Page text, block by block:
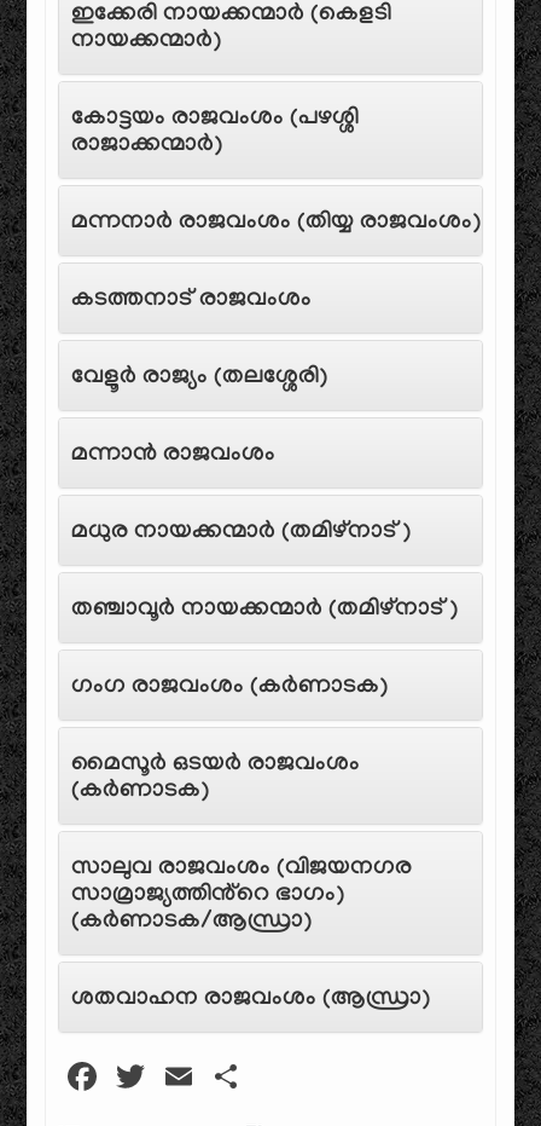
ഇക്കേരി നായക്കന്മാർ (കെളടി
നായക്കന്മാർ)
കോട്ടയം രാജവംശം (പഴശ്ശി
രാജാക്കന്മാർ)
മന്നനാർ രാജവംശം (തിയ്യ രാജവംശം)
കടത്തനാട് രാജവംശം
വേളൂർ രാജ്യം (തലശ്ശേരി)
മന്നാൻ രാജവംശം
മധുര നായക്കന്മാർ (തമിഴ്‌നാട്)
തഞ്ചാവൂർ നായക്കന്മാർ (തമിഴ്‌നാട്)
ഗംഗ രാജവംശം (കർണാടക)
മൈസൂർ ഒടയർ രാജവംശം
(കർണാടക)
സാലുവ രാജവംശം (വിജയനഗര
സാമ്രാജ്യത്തിൻ്റെ ഭാഗം)
(കർണാടക/ആന്ധ്രാ)
ശതവാഹന രാജവംശം (ആന്ധ്രാ)
Facebook
Twitter
Email